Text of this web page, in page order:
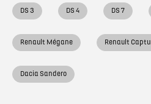
DS 3 DS 4 DS 7
Renault Mégane Renault
Dacia Sandero